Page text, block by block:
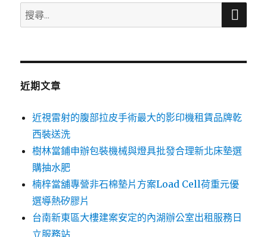
搜
尋
鍵
搜
近期文章
近視雷射的腹部拉皮手術最大的影印機租賃品牌乾
西裝送洗
樹林當鋪申辦包裝機械與燈具批發合理新北床墊選
購抽水肥
楠梓當舖專營非石棉墊片方案Load Cell荷重元優
選導熱矽膠片
台南新東區大樓建案安定的內湖辦公室出租服務日
立服務站